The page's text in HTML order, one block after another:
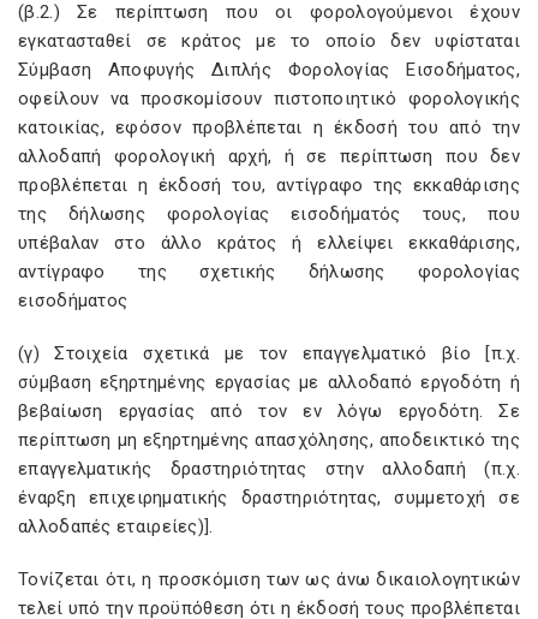
(β.2.) Σε περίπτωση που οι φορολογούμενοι έχουν
εγκατασταθεί σε κράτος με το οποίο δεν υφίσταται
Σύμβαση Αποφυγής Διπλής Φορολογίας Εισοδήματος,
οφείλουν να προσκομίσουν πιστοποιητικό φορολογικής
κατοικίας, εφόσον προβλέπεται η έκδοσή του από την
αλλοδαπή φορολογική αρχή, ή σε περίπτωση που δεν
προβλέπεται η έκδοσή του, αντίγραφο της εκκαθάρισης
της δήλωσης φορολογίας εισοδήματός τους, που
υπέβαλαν στο άλλο κράτος ή ελλείψει εκκαθάρισης,
αντίγραφο της σχετικής δήλωσης φορολογίας
εισοδήματος
(γ) Στοιχεία σχετικά με τον επαγγελματικό βίο [π.χ.
σύμβαση εξηρτημένης εργασίας με αλλοδαπό εργοδότη ή
βεβαίωση εργασίας από τον εν λόγω εργοδότη. Σε
περίπτωση μη εξηρτημένης απασχόλησης, αποδεικτικό της
επαγγελματικής δραστηριότητας στην αλλοδαπή (π.χ.
έναρξη επιχειρηματικής δραστηριότητας, συμμετοχή σε
αλλοδαπές εταιρείες)].
Τονίζεται ότι, η προσκόμιση των ως άνω δικαιολογητικών
τελεί υπό την προϋπόθεση ότι η έκδοσή τους προβλέπεται